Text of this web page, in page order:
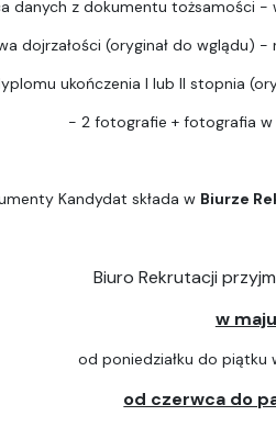
danych z dokumentu tożsamości -
dojrzałości (oryginał do wglądu)
ukończenia I lub II stopnia
- 2 fotografie + fotografia w
Kandydat składa w Biurze
Biuro Rekrutacji
w maju
od poniedziałku do piątku
od czerwca do